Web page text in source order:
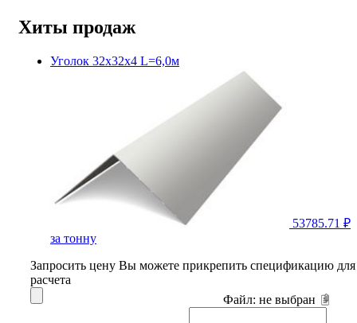
Хиты продаж
Уголок 32х32х4 L=6,0м
53785.71 ₽
за тонну
Запросить цену Вы можете прикрепить спецификацию для
расчета
Файл: не выбран